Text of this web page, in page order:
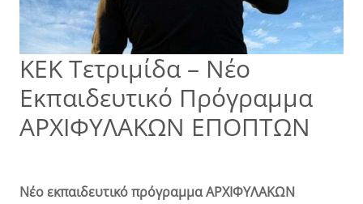
ΚΕΚ Τετριμίδα – Νέο
Εκπαιδευτικό Πρόγραμμα
ΑΡΧΙΦΥΛΑΚΩΝ ΕΠΟΠΤΩΝ
Νέο εκπαιδευτικό πρόγραμμα ΑΡΧΙΦΥΛΑΚΩΝ